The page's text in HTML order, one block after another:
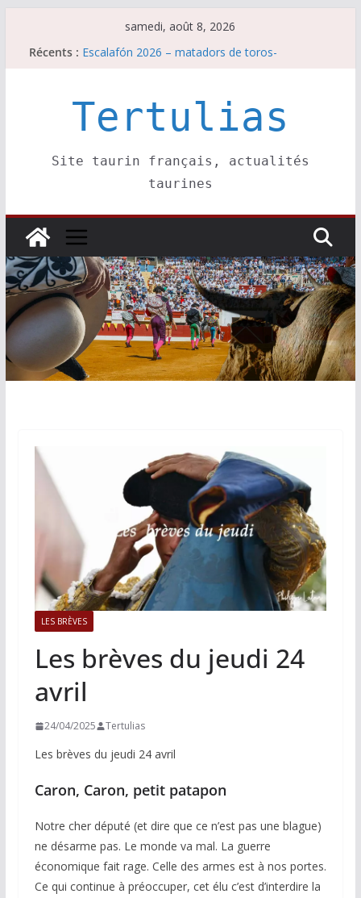
samedi, août 8, 2026
Récents : Escalafón 2026 – matadors de toros-
Maurrin, rendez vous est pris pour l’an prochain.
Les brèves du vendredi 7 août
Tertulias
Site taurin français, actualités
taurines
LES BRÈVES
Les brèves du jeudi 24
avril
24/04/2025 Tertulias
Les brèves du jeudi 24 avril
Caron, Caron, petit patapon
Notre cher député (et dire que ce n’est pas une blague)
ne désarme pas. Le monde va mal. La guerre
économique fait rage. Celle des armes est à nos portes.
Ce qui continue à préoccuper, cet élu c’est d’interdire la